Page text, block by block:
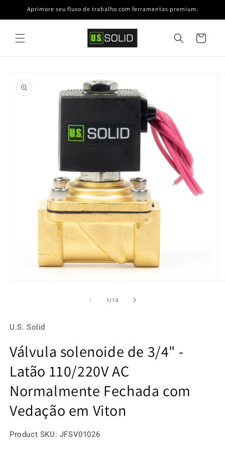
para o
conteúdo
Aprimore seu fluxo de trabalho com ferramentas premium.
Carrinho
informações
do produto
1 /de
10
U.S. Solid
Válvula solenoide de 3/4" -
Latão 110/220V AC
Normalmente Fechada com
Vedação em Viton
SKU:
Product SKU: JFSV01026